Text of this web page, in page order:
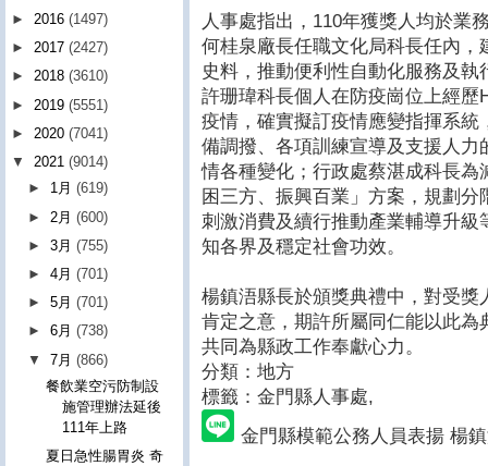
人事處指出，110年獲獎人均於業
何桂泉廠長任職文化局科長任內
史料，推動便利性自動化服務及
許珊瑋科長個人在防疫崗位上經歷
疫情，確實擬訂疫情應變指揮系
備調撥、各項訓練宣導及支援人
情各種變化；行政處蔡湛成科長
困三方、振興百業」方案，規劃
刺激消費及續行推動產業輔導升
知各界及穩定社會功效。
楊鎮浯縣長於頒獎典禮中，對受
肯定之意，期許所屬同仁能以此
共同為縣政工作奉獻心力。
分類：地方
標籤：金門縣人事處,
金門縣模範公務人員表揚 楊
► 2016 (1497)
► 2017 (2427)
► 2018 (3610)
► 2019 (5551)
► 2020 (7041)
▼ 2021 (9014)
► 1月(619)
► 2月(600)
►3月(755)
►4月(701)
►5月(701)
►6月(738)
▼7月(866)
餐飲業空污防制設
施管理辦法延後
111年上路
夏日急性腸胃炎 奇